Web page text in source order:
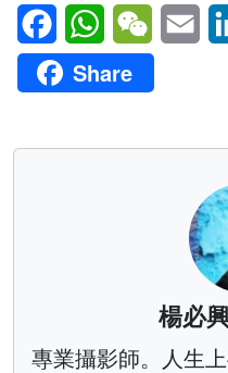
FacebookWhatsAppWeChat
Share
楊必
專業攝影師。人生